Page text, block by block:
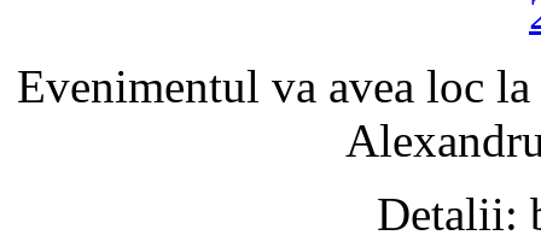
Evenimentul va avea loc
Detalii: